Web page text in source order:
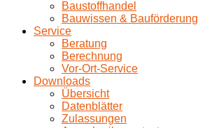
Baustoffhandel
Bauwissen & Bauförderung
Service
Beratung
Berechnung
Vor-Ort-Service
Downloads
Übersicht
Datenblätter
Zulassungen